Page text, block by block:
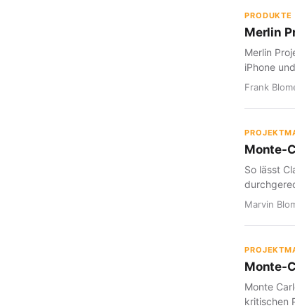
PRODUKTE
Merlin
Merlin
iPhone
Frank
Monte-
So lässt
Marvin
Monte-
Monte
kritischen